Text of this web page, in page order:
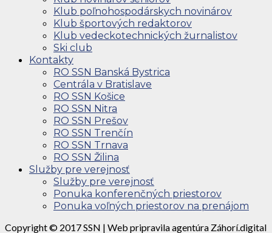
Klub poľnohospodárskych novinárov
Klub športových redaktorov
Klub vedeckotechnických žurnalistov
Ski club
Kontakty
RO SSN Banská Bystrica
Centrála v Bratislave
RO SSN Košice
RO SSN Nitra
RO SSN Prešov
RO SSN Trenčín
RO SSN Trnava
RO SSN Žilina
Služby pre verejnosť
Služby pre verejnosť
Ponuka konferenčných priestorov
Ponuka voľných priestorov na prenájom
Copyright © 2017 SSN | Web pripravila agentúra Záhorí.digital